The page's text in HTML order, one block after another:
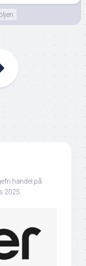
handel på
2025.